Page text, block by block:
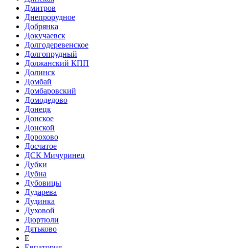
Дмитров
Днепрорудное
Добрянка
Докучаевск
Долгодеревенское
Долгопрудный
Должанский КПП
Долинск
Домбай
Домбаровский
Домодедово
Донецк
Донское
Донской
Дорохово
Досчатое
ДСК Мичуринец
Дубки
Дубна
Дубовицы
Дударева
Дудинка
Духовой
Дюртюли
Дятьково
Е